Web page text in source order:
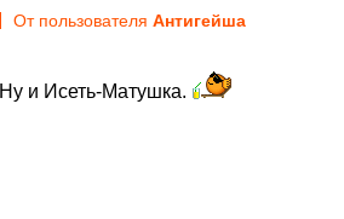
От пользователя Антигейша
Ну и Исеть-Матушка.